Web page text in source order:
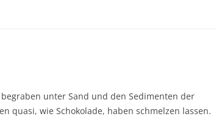
unter Sand und den Sedimenten der
quasi, wie Schokolade, haben schmelzen lassen.